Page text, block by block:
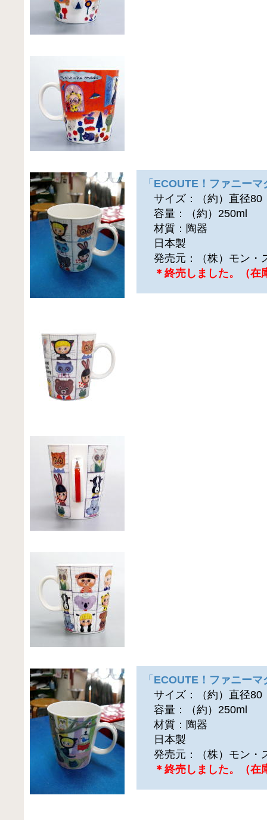
「 ECOUTE！ファニーマ
サイズ：（約）直径80
容量：（約）250ml
材質：陶器
日本製
発売元：（株）モン・
＊終売しました。（在
「 ECOUTE！ファニーマ
サイズ：（約）直径80
容量：（約）250ml
材質：陶器
日本製
発売元：（株）モン・
＊終売しました。（在